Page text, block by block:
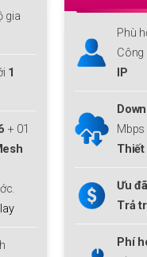
Phù
đình
Miễn
thiết
Tặng
Tặng
Lắp